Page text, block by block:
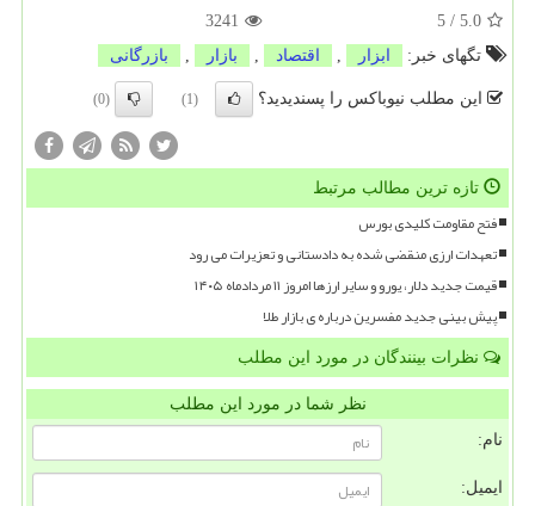
5.0
/
5
3241
تگهای خبر:
ابزار اقتصاد بازار بازرگانی
این مطلب نیوباکس را پسندیدید؟ (1)
(0)
تازه ترین مطالب مرتبط
فتح مقاومت کلیدی بورس
تعهدات ارزی منقضی شده به دادستانی و تعزیرات می رود
قیمت جدید دلار، یورو و سایر ارزها امروز ۱۱ مردادماه ۱۴۰۵
پیش بینی جدید مفسرین درباره ی بازار طلا
نظرات بینندگان در مورد این مطلب
نظر شما در مورد این مطلب
نام:
ایمیل: